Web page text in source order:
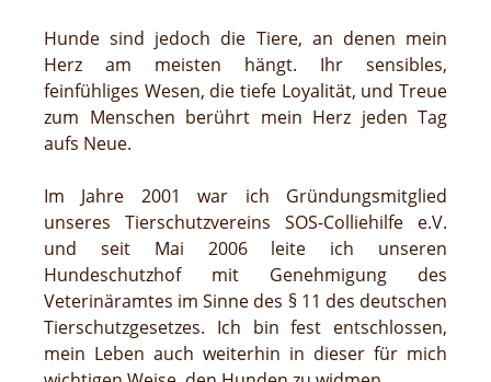
Hunde sind jedoch die Tiere, an denen mein
Herz am meisten hängt. Ihr sensibles,
feinfühliges Wesen, die tiefe Loyalität, und Treue
zum Menschen berührt mein Herz jeden Tag
aufs Neue.
Im Jahre 2001 war ich Gründungsmitglied
unseres Tierschutzvereins SOS-Colliehilfe e.V.
und seit Mai 2006 leite ich unseren
Hundeschutzhof mit Genehmigung des
Veterinäramtes im Sinne des § 11 des deutschen
Tierschutzgesetzes. Ich bin fest entschlossen,
mein Leben auch weiterhin in dieser für mich